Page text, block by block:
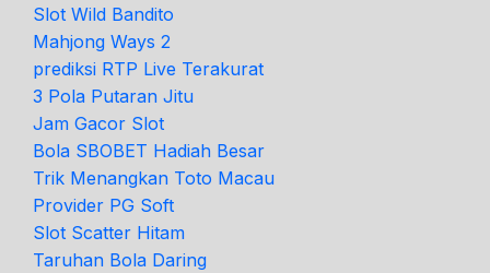
Slot Wild Bandito
Mahjong Ways 2
prediksi RTP Live Terakurat
3 Pola Putaran Jitu
Jam Gacor Slot
Bola SBOBET Hadiah Besar
Trik Menangkan Toto Macau
Provider PG Soft
Slot Scatter Hitam
Taruhan Bola Daring